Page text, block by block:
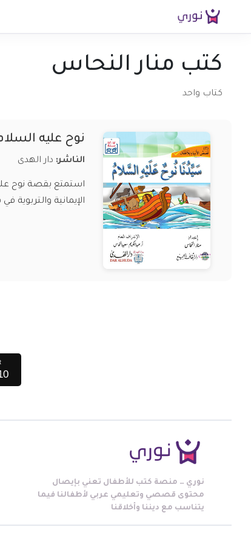
كتب منار النحاس
كتاب واحد
نوح عليه
الناشر: دار الهدى
استمتع بقصة نوح
الإيمانية
نوري … منصة كتب للأطفال تعني بإيصال
محتوى قصصي وتعليمي عربي لأطفالنا فيما
يتناسب مع ديننا وأخلاقنا